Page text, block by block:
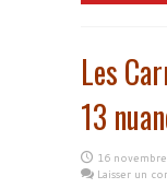
Les
13
16
Laisser un